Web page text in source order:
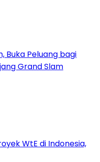
Buka Peluang bagi
Grand Slam
WtE di Indonesia,